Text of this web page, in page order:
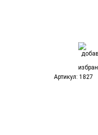
Артикул: 1827